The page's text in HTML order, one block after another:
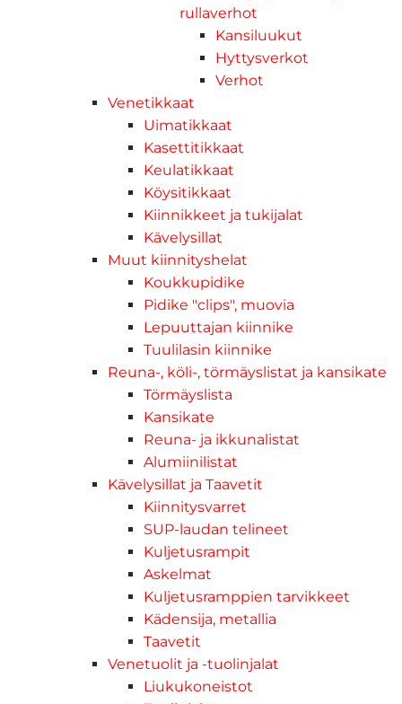
rullaverhot
Kansiluukut
Hyttysverkot
Verhot
Venetikkaat
Uimatikkaat
Kasettitikkaat
Keulatikkaat
Köysitikkaat
Kiinnikkeet ja tukijalat
Kävelysillat
Muut kiinnityshelat
Koukkupidike
Pidike "clips", muovia
Lepuuttajan kiinnike
Tuulilasin kiinnike
Reuna-, köli-, törmäyslistat ja kansikate
Törmäyslista
Kansikate
Reuna- ja ikkunalistat
Alumiinilistat
Kävelysillat ja Taavetit
Kiinnitysvarret
SUP-laudan telineet
Kuljetusrampit
Askelmat
Kuljetusramppien tarvikkeet
Kädensija, metallia
Taavetit
Venetuolit ja -tuolinjalat
Liukukoneistot